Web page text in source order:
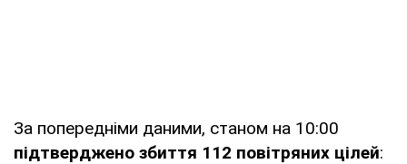
За попередніми даними, станом на 10:00
підтверджено збиття 112 повітряних цілей: